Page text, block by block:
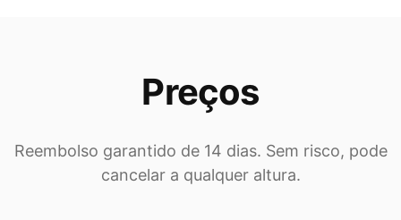
Preços
Reembolso garantido de 14 dias. Sem risco, pode
cancelar a qualquer altura.